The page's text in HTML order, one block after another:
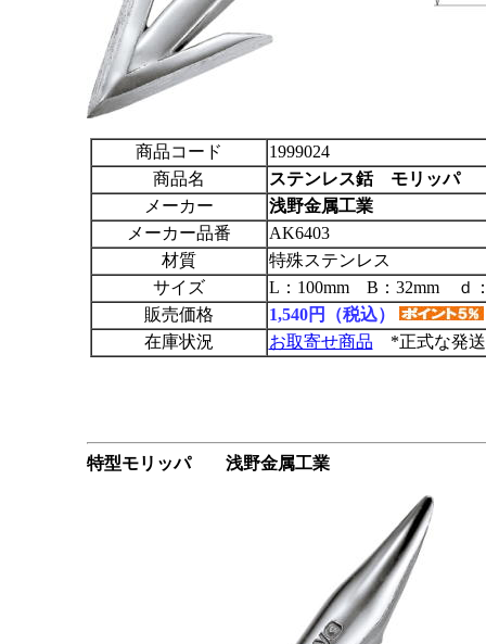
商品コード
1999024
商品名
ステンレス銛 モリッパ
メーカー
浅野金属工業
メーカー品番
AK6403
材質
特殊ステンレス
サイズ
L：100mm B：32mm ｄ
販売価格
1,540円（税込）
在庫状況
お取寄せ商品 *正式な発送
特型モリッパ 浅野金属工業